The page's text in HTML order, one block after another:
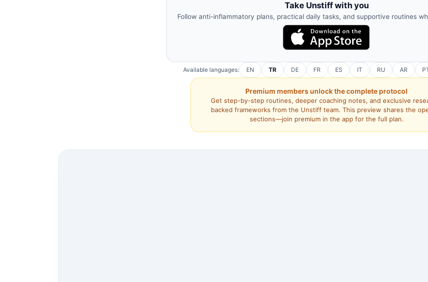
Take Unstiff with you
Follow anti-inflammatory plans, practical daily tasks, and supportive routines
Available languages: EN TR DE FR ES IT RU AR
Premium members unlock the complete protocol
Get step-by-step routines, deeper coaching notes, and exclusive
backed frameworks from the Unstiff team. This preview shares the
sections—join premium in the app for the full plan.